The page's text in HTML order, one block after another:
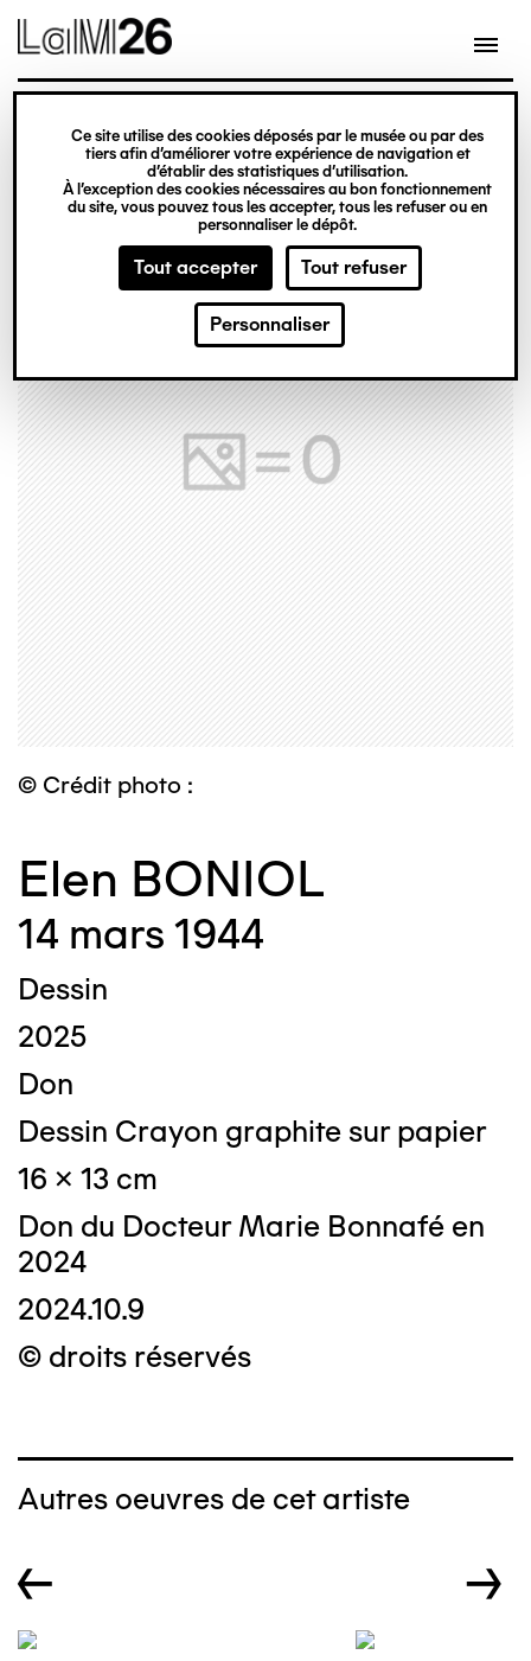
Gestion des cookies
Ce site utilise des cookies déposés par le musée ou par des
tiers afin d’améliorer votre expérience de navigation et
d’établir des statistiques d’utilisation.
À l’exception des cookies nécessaires au bon fonctionnement
du site, vous pouvez tous les accepter, tous les refuser ou en
personnaliser le dépôt.
Tout accepter Tout refuser
Personnaliser
contenu
© Crédit photo :
Elen BONIOL
14 mars 1944
Dessin
2025
Don
Dessin Crayon graphite sur papier
16 x 13 cm
Don du Docteur Marie Bonnafé en
2024
2024.10.9
© droits réservés
Autres oeuvres de cet artiste
← →